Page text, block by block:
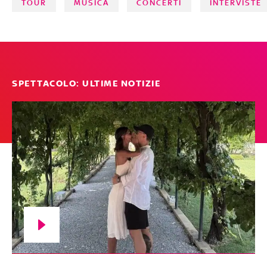
TOUR MUSICA CONCERTI INTERVISTE
SPETTACOLO: ULTIME NOTIZIE